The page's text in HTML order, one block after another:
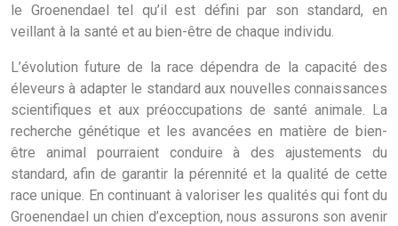
le Groenendael tel qu’il est défini par son standard, en
veillant à la santé et au bien-être de chaque individu.
L’évolution future de la race dépendra de la capacité des
éleveurs à adapter le standard aux nouvelles connaissances
scientifiques et aux préoccupations de santé animale. La
recherche génétique et les avancées en matière de bien-
être animal pourraient conduire à des ajustements du
standard, afin de garantir la pérennité et la qualité de cette
race unique. En continuant à valoriser les qualités qui font du
Groenendael un chien d’exception, nous assurons son avenir